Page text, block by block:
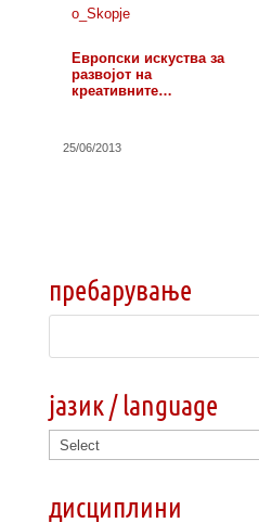
Европски искуства за
развојот на
креативните…
25/06/2013
пребарување
јазик / language
дисциплини